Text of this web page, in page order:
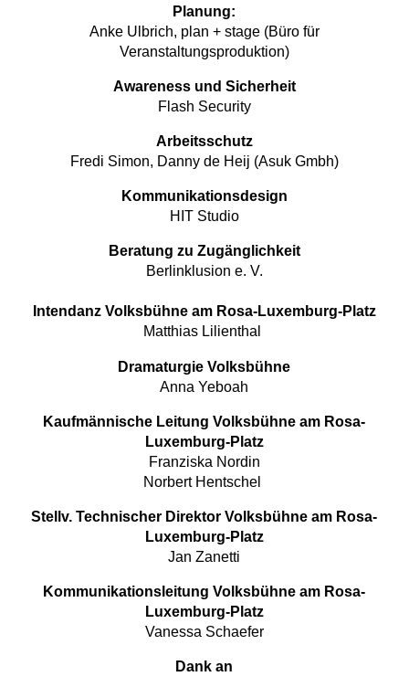
Planung:
Anke Ulbrich, plan + stage (Büro für
Veranstaltungsproduktion)
Awareness und Sicherheit
Flash Security
Arbeitsschutz
Fredi Simon, Danny de Heij (Asuk Gmbh)
Kommunikationsdesign
HIT Studio
Beratung zu Zugänglichkeit
Berlinklusion e. V.
Intendanz Volksbühne am Rosa-Luxemburg-Platz
Matthias Lilienthal
Dramaturgie Volksbühne
Anna Yeboah
Kaufmännische Leitung Volksbühne am Rosa-
Luxemburg-Platz
Franziska Nordin
Norbert Hentschel
Stellv. Technischer Direktor Volksbühne am Rosa-
Luxemburg-Platz
Jan Zanetti
Kommunikationsleitung Volksbühne am Rosa-
Luxemburg-Platz
Vanessa Schaefer
Dank an